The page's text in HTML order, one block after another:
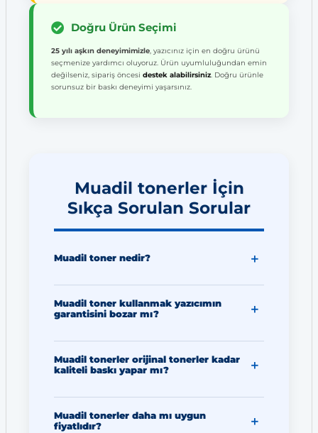
Doğru Ürün Seçimi
25 yılı aşkın deneyimimizle, yazıcınız için en doğru ürünü
seçmenize yardımcı oluyoruz. Ürün uyumluluğundan emin
değilseniz, sipariş öncesi destek alabilirsiniz. Doğru ürünle
sorunsuz bir baskı deneyimi yaşarsınız.
Muadil tonerler İçin
Sıkça Sorulan Sorular
Muadil toner nedir?
Muadil toner kullanmak yazıcımın
garantisini bozar mı?
Muadil tonerler orijinal tonerler kadar
kaliteli baskı yapar mı?
Muadil tonerler daha mı uygun
fiyatlıdır?